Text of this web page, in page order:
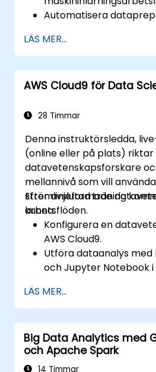
Automatisera
Integrera Airflow med
Distribuera
med hjälp av
LÄS MER...
AWS Cloud9 för Data
28 Timmar
Denna instruktörsledda,
(online eller på plats) riktar
datavetenskapsforskare
mellannivå som vill
strömlinjeformade
arbetsflöden.
Efter avslutad träning
kunna:
Konfigurera en
AWS Cloud9.
Utföra dataanalys med
och Jupyter Notebook i
tjänster som S3, RDS
Använda AWS Cloud9
distribution av
Optimera
dataanalys och
LÄS MER...
Big Data Analytics med
och Apache Spark
14 Timmar